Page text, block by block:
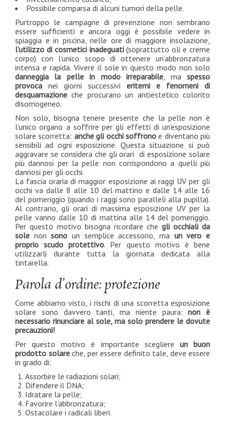
Possibile comparsa di alcuni tumori della pelle.
Purtroppo le campagne di prevenzione non sembrano
essere sufficienti e ancora oggi è possibile vedere in
spiaggia e in piscina, nelle ore di maggiore insolazione,
l’utilizzo di cosmetici inadeguati(soprattutto oli e creme
corpo) con l’unico scopo di ottenere un’abbronzatura
intensa e rapida. Vivere il sole in questo modo non solo
danneggia la pelle in modo irreparabile, maspesso
provoca nei giorni successivi eritemi e fenomeni di
desquamazione che procurano un antiestetico colorito
disomogeneo.
Non solo, bisogna tenere presente che la pelle non è
l’unico organo a soffrire per gli effetti di un’esposizione
solare scorretta: anche gli occhi soffronoe diventano più
sensibili ad ogni esposizione. Questa situazione si può
aggravare se considera che gli orari di esposizione solare
più dannosi per la pelle non corrispondono a quelli più
dannosi per gli occhi.
La fascia oraria di maggior esposizione ai raggi UV per gli
occhi va dalle 8 alle 10 del mattino e dalle 14 alle 16
del pomeriggio (quando i raggi sono paralleli alla pupilla).
Al contrario, gli orari di massima esposizione UV per la
pelle vanno dalle 10 di mattina alle 14 del pomeriggio.
Per questo motivo bisogna ricordare che gli occhiali da
sole nonsono un semplice accessorio, ma un vero e
proprio scudo protettivo. Per questo motivo è bene
utilizzarli durante tutta la giornata dedicata alla
tintarella.
Parola d’ordine: protezione
Come abbiamo visto, i rischi di una scorretta esposizione
solare sono davvero tanti, ma niente paura:non è
necessario rinunciare al sole, ma solo prendere le dovute
precauzioni!
Per questo motivo è importante scegliere un buon
prodotto solareche, per essere definito tale, deve essere
in grado di:
Assorbire le radiazioni solari;
Difendere il DNA;
Idratare la pelle;
Favorire l’abbronzatura;
Ostacolare i radicali liberi.